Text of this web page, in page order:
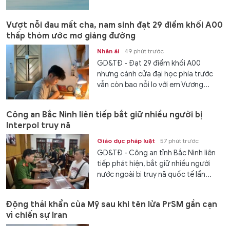
Vượt nỗi đau mất cha, nam sinh đạt 29 điểm khối A00
thấp thỏm ước mơ giảng đường
Nhân ái 49 phút trước
GD&TĐ - Đạt 29 điểm khối A00
nhưng cánh cửa đại học phía trước
vẫn còn bao nỗi lo với em Vương...
Công an Bắc Ninh liên tiếp bắt giữ nhiều người bị
Interpol truy nã
Giáo dục pháp luật 57 phút trước
GD&TĐ - Công an tỉnh Bắc Ninh liên
tiếp phát hiện, bắt giữ nhiều người
nước ngoài bị truy nã quốc tế lẩn...
Động thái khẩn của Mỹ sau khi tên lửa PrSM gần cạn
vì chiến sự Iran